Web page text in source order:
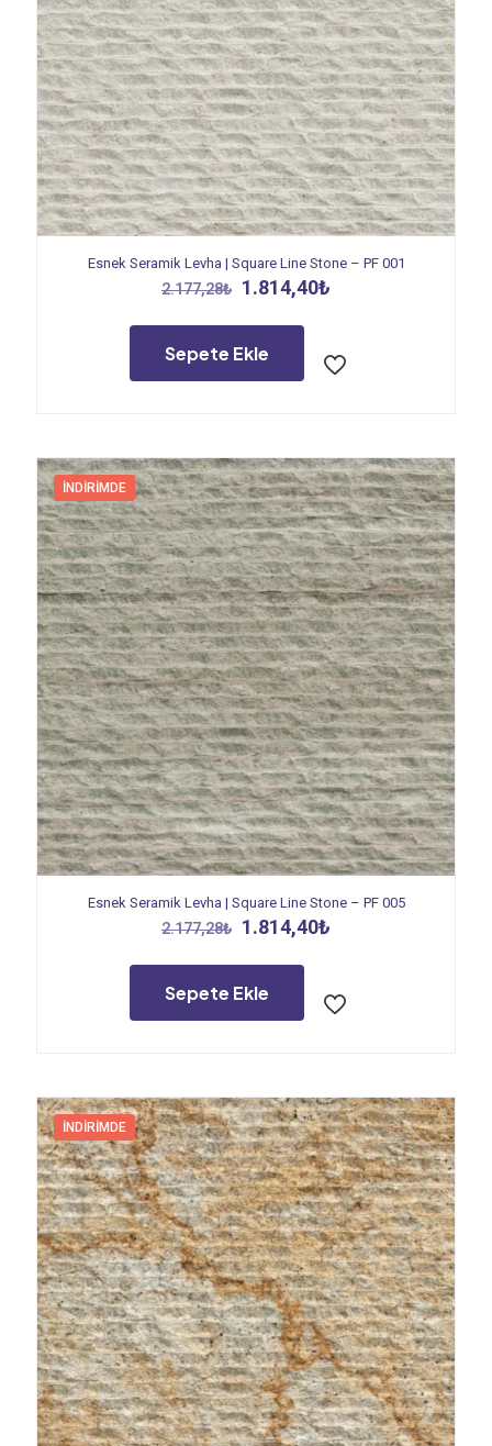
Esnek Seramik Levha | Square Line Stone – PF 001
2.177,28₺ Orijinal
2.177,28₺.
1.814,40₺
Sepete Ekle
İNDIRIMDE
Esnek Seramik Levha | Square Line Stone – PF 005
2.177,28₺ Orijinal
2.177,28₺.
1.814,40₺
Sepete Ekle
İNDIRIMDE